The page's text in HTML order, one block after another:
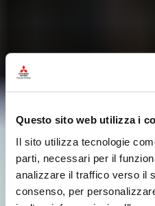
Questo sito web utilizza i
Il sito utilizza tecnologie
parti, necessari per il
analizzare il traffico verso il
consenso, per